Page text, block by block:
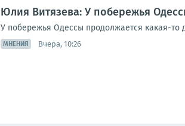
Юлия Витязева: У побережья
У побережья Одессы продолжается какая-то
МНЕНИЯ Вчера, 10:26